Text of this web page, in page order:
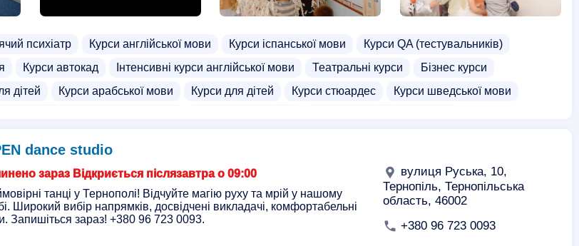
психіатр Курси англійської мови Курси іспанської мови
Курси QA (тестувальників)
Курси автокад Інтенсивні курси англійської мови Театральні курси
Бізнес курси
дітей
Курси арабської мови Курси для дітей Курси стюардес
Курси шведської мови
Бойові мистецтва для підлітків
Карате для дорослих
для дітей Тхеквондо для дорослих Дитяча йога Спортивні школи
Коні
Розважальні заклади для дорослих
dance studio
зараз Відкриється післязавтра о 09:00
танці у Тернополі! Відчуйте магію руху та мрій у нашому
Широкий вибір напрямків, досвідчені викладачі, комфортабельні
Запишіться зараз! +380 96 723 0093.
вулиця Руська, 10,
Тернопіль, Тернопільська
область, 46002
+380 96 723 0093